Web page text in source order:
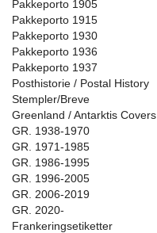
Pakkeporto 1905
Pakkeporto 1915
Pakkeporto 1930
Pakkeporto 1936
Pakkeporto 1937
Posthistorie / Postal History
Stempler/Breve
Greenland / Antarktis Covers
GR. 1938-1970
GR. 1971-1985
GR. 1986-1995
GR. 1996-2005
GR. 2006-2019
GR. 2020-
Frankeringsetiketter